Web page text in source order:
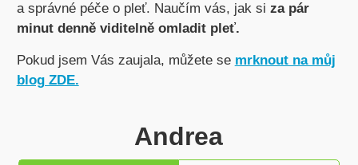
a správné péče o pleť. Naučím vás, jak si za pár
minut denně viditelně omladit pleť.
Pokud jsem Vás zaujala, můžete se mrknout na můj
blog ZDE.
Andrea